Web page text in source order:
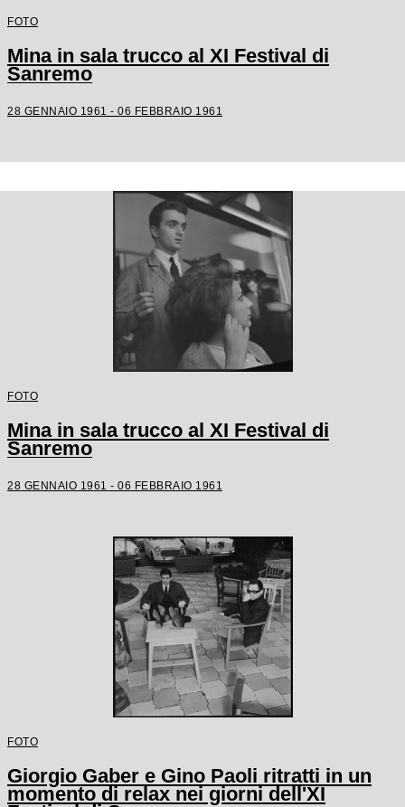
FOTO
Mina in sala trucco al XI Festival di
Sanremo
28 GENNAIO 1961 - 06 FEBBRAIO 1961
FOTO
Mina in sala trucco al XI Festival di
Sanremo
28 GENNAIO 1961 - 06 FEBBRAIO 1961
FOTO
Giorgio Gaber e Gino Paoli ritratti in un
momento di relax nei giorni dell'XI